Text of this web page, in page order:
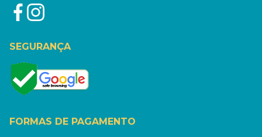
SEGURANÇA
FORMAS DE PAGAMENTO